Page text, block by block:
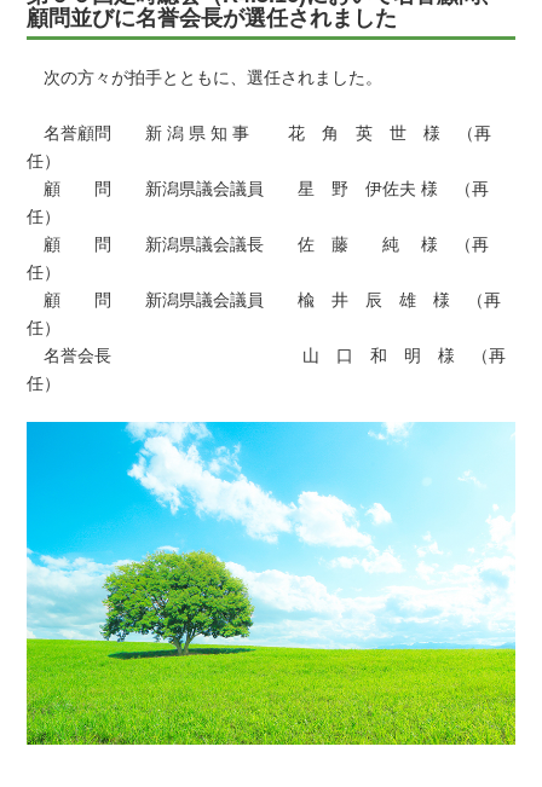
顧問並びに名誉会長が選任されました
次の方々が拍手とともに、選任されました。
名誉顧問 新 潟 県 知 事 花 角 英 世 様 （再
任）
顧 問 新潟県議会議員 星 野 伊佐夫 様 （再
任）
顧 問 新潟県議会議長 佐 藤 純 様 （再
任）
顧 問 新潟県議会議員 楡 井 辰 雄 様 （再
任）
名誉会長 山 口 和 明 様 （再
任）